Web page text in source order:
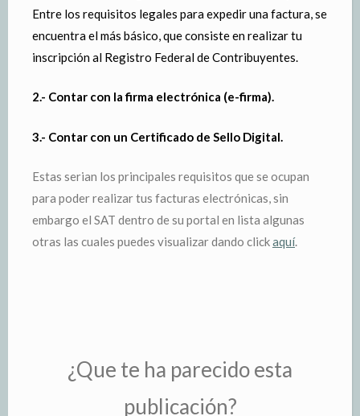
Entre los requisitos legales para expedir una factura, se
encuentra el más básico, que consiste en realizar tu
inscripción al Registro Federal de Contribuyentes.
2.- Contar con la firma electrónica (e-firma).
3.- Contar con un Certificado de Sello Digital.
Estas serian los principales requisitos que se ocupan
para poder realizar tus facturas electrónicas, sin
embargo el SAT dentro de su portal en lista algunas
otras las cuales puedes visualizar dando clickaquí.
¿Que te ha parecido esta
publicación?